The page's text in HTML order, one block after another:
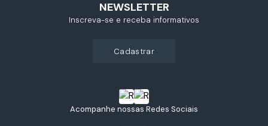
Acompanhe nossas Redes Sociais
NEWSLETTER
Inscreva-se e receba informativos
cadastrar